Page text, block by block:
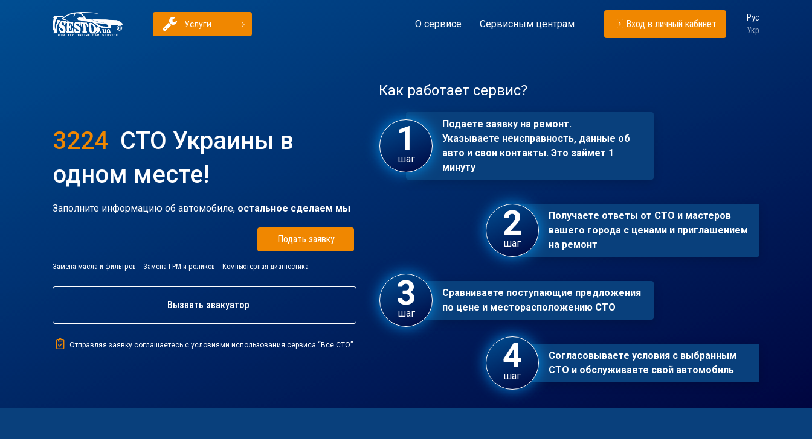
Услуги О сервисе Сервисным центрам Вход в личный кабинет
Рус
Укр
3224 СТО Украины в
одном месте!
Заполните информацию об автомобиле, остальное сделаем мы
Подать заявку
Замена масла и фильтров Замена ГРМ и роликов Компьютерная диагностика
Вызвать эвакуатор
Отправляя заявку соглашаетесь с условиями использования сервиса “Все СТО”
Как работает сервис?
шаг
Подаете заявку на ремонт.
Указываете неисправность, данные об
авто и свои контакты. Это займет 1
минуту
шаг
Получаете ответы от СТО и мастеров
вашего города с ценами и приглашением
на ремонт
шаг
Сравниваете поступающие предложения
по цене и месторасположению СТО
шаг
Согласовываете условия с выбранным
СТО и обслуживаете свой автомобиль